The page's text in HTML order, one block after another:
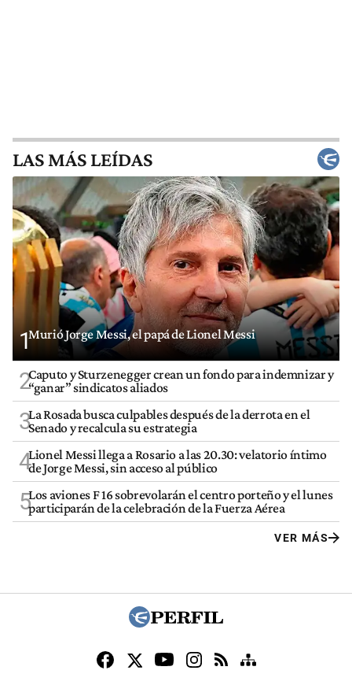
LAS MÁS LEÍDAS
1Murió Jorge Messi, el papá de Lionel Messi
2Caputo y Sturzenegger crean un fondo para indemnizar y
“ganar” sindicatos aliados
3La Rosada busca culpables después de la derrota en el
Senado y recalcula su estrategia
4Lionel Messi llega a Rosario a las 20.30: velatorio íntimo
de Jorge Messi, sin acceso al público
5Los aviones F 16 sobrevolarán el centro porteño y el lunes
participarán de la celebración de la Fuerza Aérea
VER MÁS